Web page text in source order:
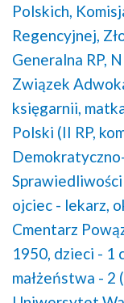
Polskich,
Regencyjnej,
Generalna RP,
Związek
księgarnii,
Polski (II RP,
ojciec - lekarz,
Cmentarz
1950, dzieci - 1
małżeństwa - 2